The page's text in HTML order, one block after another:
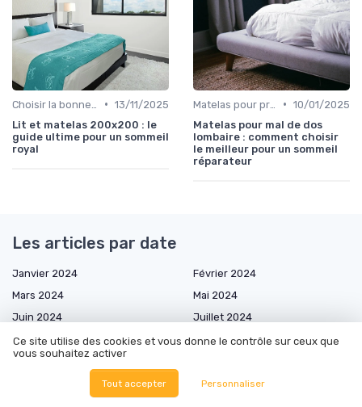
• 13/11/2025
Lit et matelas 200x200 : le
guide ultime pour un sommeil
royal
• 10/01/2025
Matelas pour mal de dos
lombaire : comment choisir
le meilleur pour un sommeil
réparateur
Les articles par date
Janvier 2024
Février 2024
Mars 2024
Mai 2024
Juin 2024
Juillet 2024
Août 2024
Septembre 2024
Octobre 2024
Janvier 2025
Ce site utilise des cookies et vous donne le contrôle sur ceux que
vous souhaitez activer
Tout accepter Personnaliser